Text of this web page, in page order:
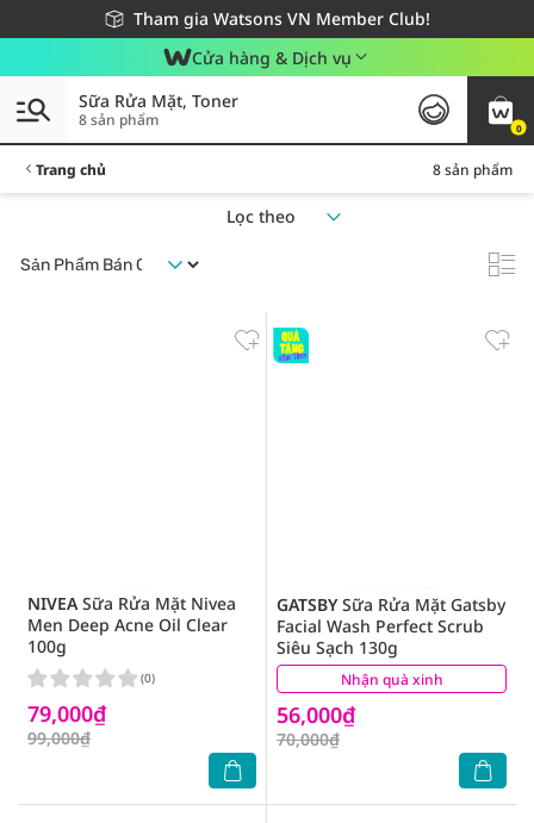
Tham gia Watsons VN Member Club!
Miễn phí giao hàng cho đơn hàng từ 249,000Đ
Giao hàng nhanh 24h - Áp dụng khu vực TP. Hồ Chí Minh
Cửa hàng & Dịch vụ
0
Sữa Rửa Mặt, Toner
8 sản phẩm
Trang chủ 8 sản phẩm
Lọc theo
NIVEASữa Rửa Mặt Nivea
Men Deep Acne Oil Clear
100g
79,000₫
99,000₫
(0) Nhận quà xinh
GATSBYSữa Rửa Mặt Gatsby
Facial Wash Perfect Scrub
Siêu Sạch 130g
56,000₫
70,000₫
(9)